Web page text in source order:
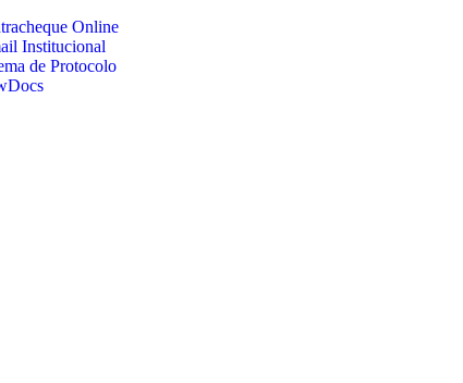
Online
Institucional
de Protocolo